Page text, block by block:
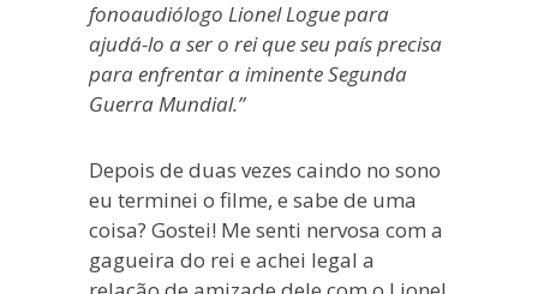
fonoaudiólogo Lionel Logue para
ajudá-lo a ser o rei que seu país precisa
para enfrentar a iminente Segunda
Guerra Mundial.”
Depois de duas vezes caindo no sono
eu terminei o filme, e sabe de uma
coisa? Gostei! Me senti nervosa com a
gagueira do rei e achei legal a